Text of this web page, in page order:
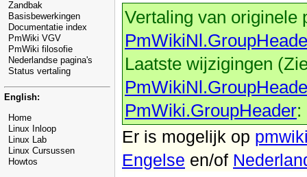
Zandbak
Basisbewerkingen
Documentatie index
PmWiki VGV
PmWiki filosofie
Nederlandse pagina's
Status vertaling
English:
Home
Linux Inloop
Linux Lab
Linux Cursussen
Howtos
Vertaling van originele
Laatste wijzigingen
PmWiki.GroupHeader:
Er is mogelijk op
Engelse en/of